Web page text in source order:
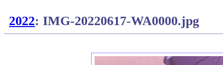
2022: IMG-20220617-WA0000.jpg